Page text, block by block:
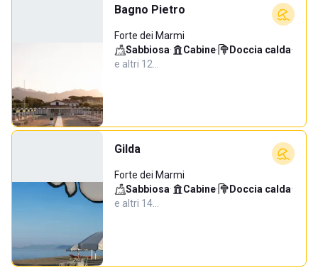
Bagno Pietro
Forte dei Marmi
Sabbiosa· Cabine· Doccia calda·
e altri 12…
Gilda
Forte dei Marmi
Sabbiosa· Cabine· Doccia calda·
e altri 14…